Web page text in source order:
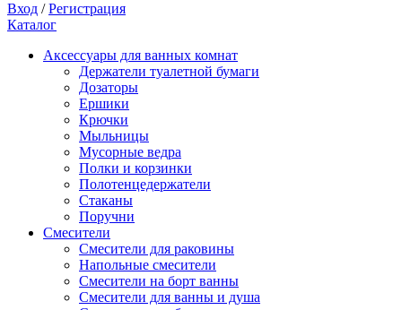
Вход /Регистрация
Каталог
Аксессуары для ванных комнат
Держатели туалетной бумаги
Дозаторы
Ершики
Крючки
Мыльницы
Мусорные ведра
Полки и корзинки
Полотенцедержатели
Стаканы
Поручни
Смесители
Смесители для раковины
Напольные смесители
Смесители на борт ванны
Смесители для ванны и душа